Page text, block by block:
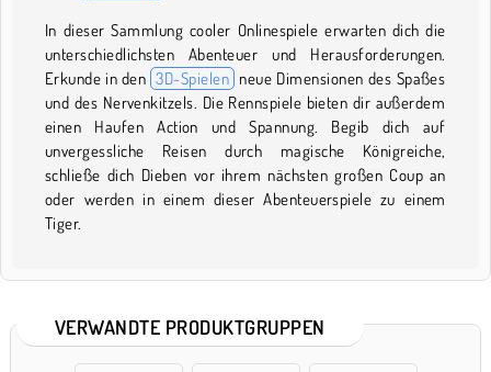
In dieser Sammlung cooler Onlinespiele erwarten dich die
unterschiedlichsten Abenteuer und Herausforderungen.
Erkunde in den 3D-Spielen neue Dimensionen des Spaßes
und des Nervenkitzels. Die Rennspiele bieten dir außerdem
einen Haufen Action und Spannung. Begib dich auf
unvergessliche Reisen durch magische Königreiche,
schließe dich Dieben vor ihrem nächsten großen Coup an
oder werden in einem dieser Abenteuerspiele zu einem
Tiger.
VERWANDTE PRODUKTGRUPPEN